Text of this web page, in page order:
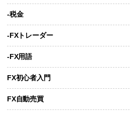
-税金
-FXトレーダー
-FX用語
FX初心者入門
FX自動売買